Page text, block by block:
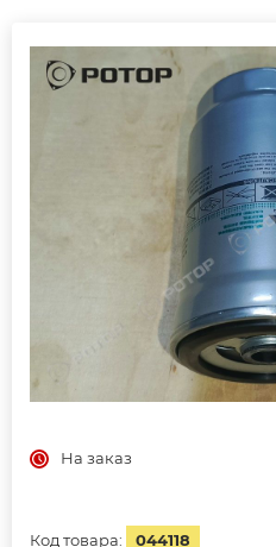
На заказ
Код товара: 044118